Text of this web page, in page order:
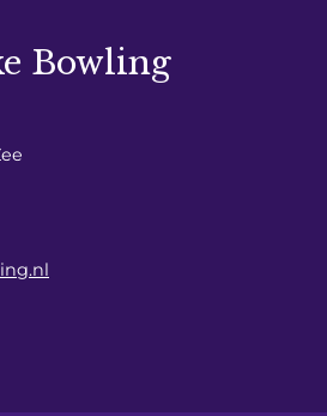
Bowling